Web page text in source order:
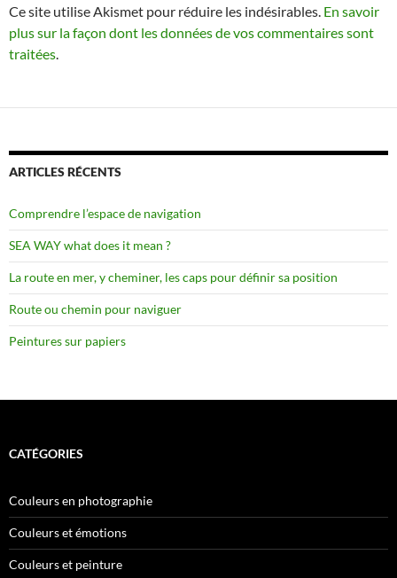
Ce site utilise Akismet pour réduire les indésirables. En savoir
plus sur la façon dont les données de vos commentaires sont
traitées.
ARTICLES RÉCENTS
Comprendre l’espace de navigation
SEA WAY what does it mean ?
La route en mer, y cheminer, les caps pour définir sa position
Route ou chemin pour naviguer
Peintures sur papiers
CATÉGORIES
Couleurs en photographie
Couleurs et émotions
Couleurs et peinture